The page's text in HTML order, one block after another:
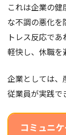
これは企業の
な不調の悪化を
トレス反応で
軽快し、休職を
企業としては、
従業員が実践で
コミュニ